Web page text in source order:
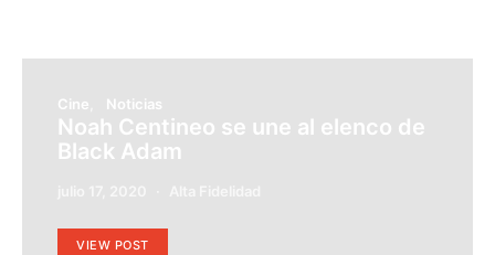
Cine Noticias
Noah Centineo se une al elenco de
Black Adam
VIEW POST